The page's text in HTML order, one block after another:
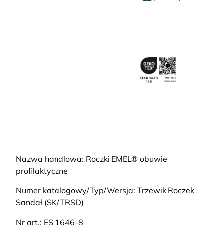
Nazwa handlowa: Roczki EMEL® obuwie
profilaktyczne
Numer katalogowy/Typ/Wersja: Trzewik Roczek
Sandał (SK/TRSD)
Nr art.: ES 1646-8